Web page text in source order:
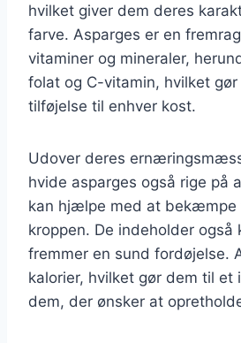
hvilket giver dem deres
farve. Asparges er en
vitaminer og mineraler,
folat og C-vitamin, hvilket
tilføjelse til enhver kost.
Udover deres
hvide asparges også rige på
kan hjælpe med at bekæmpe
kroppen. De indeholder også
fremmer en sund fordøjelse.
kalorier, hvilket gør dem til et
dem, der ønsker at